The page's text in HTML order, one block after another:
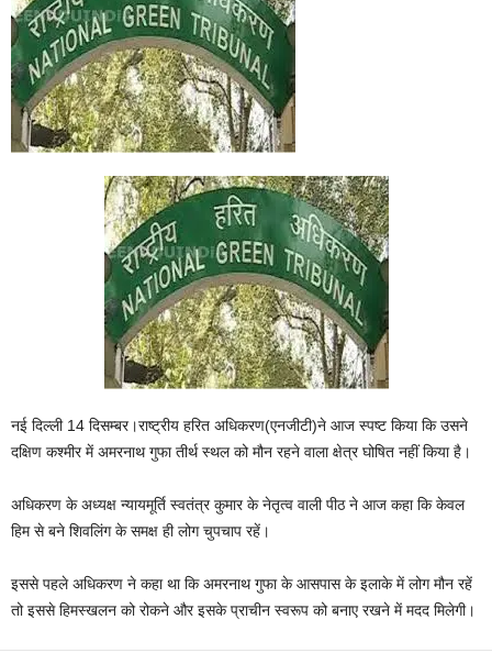
नई दिल्ली 14 दिसम्बर।राष्‍ट्रीय हरित अधिकरण(एनजीटी)ने आज स्‍पष्‍ट किया कि उसने
दक्षिण कश्‍मीर में अमरनाथ गुफा तीर्थ स्‍थल को मौन रहने वाला क्षेत्र घोषित नहीं किया है।
अधिकरण के अध्‍यक्ष न्‍यायमूर्ति स्‍वतंत्र कुमार के नेतृत्‍व वाली पीठ ने आज कहा कि केवल
हिम से बने शिवलिंग के समक्ष ही लोग चुपचाप रहें।
इससे पहले अधिकरण ने कहा था कि अमरनाथ गुफा के आसपास के इलाके में लोग मौन रहें
तो इससे हिमस्‍खलन को रोकने और इसके प्राचीन स्‍वरूप को बनाए रखने में मदद मिलेगी।